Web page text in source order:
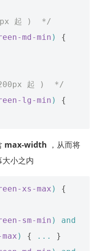
起 )  */
md-min )
{
起 )  */
lg-min )
{
max-width ，从而将
大小之内
xs-max )
{
sm-min )
and
) { ...
}